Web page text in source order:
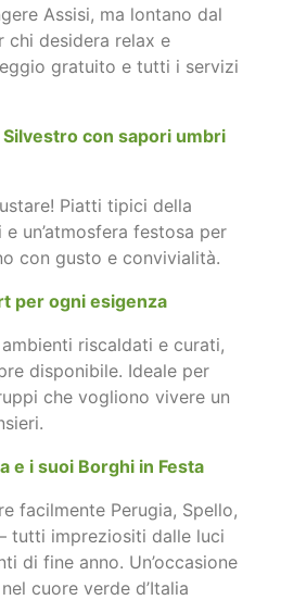
Assisi, ma lontano dal
desidera relax e
gratuito e tutti i servizi
Silvestro con sapori umbri
Piatti tipici della
un’atmosfera festosa per
con gusto e convivialità.
per ogni esigenza
riscaldati e curati,
disponibile. Ideale per
che vogliono vivere un
e i suoi Borghi in Festa
facilmente Perugia, Spello,
tutti impreziositi dalle luci
di fine anno. Un’occasione
cuore verde d’Italia